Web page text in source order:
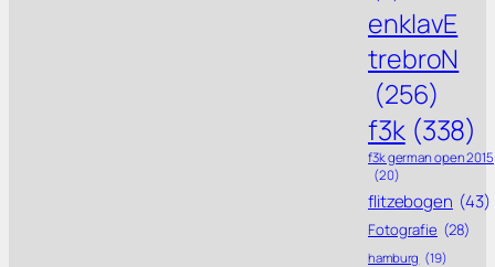
enklavE
trebroN
(256)
f3k (338)
f3k german open 2015
(20)
flitzebogen (43)
Fotografie (28)
hamburg (19)